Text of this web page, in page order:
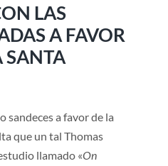
LAS
A FAVOR
SANTA
sandeces a favor de la
que un tal Thomas
llamado «On